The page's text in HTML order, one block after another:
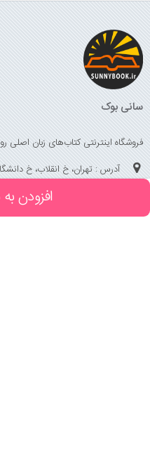
افزودن
سانی بوک
فروشگاه اینترنتی کتاب‌های زبان اصلی
آدرس : تهران، خ انقلاب، خ دانشگاه،
تماس حاصل فرمایید)